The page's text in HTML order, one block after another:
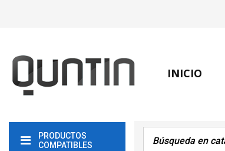
INICIO
PRODUCTOS
COMPATIBLES